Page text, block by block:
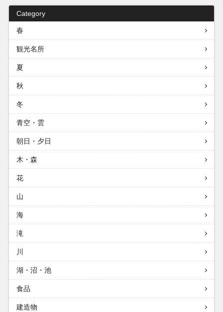
Category
春
観光名所
夏
秋
冬
青空・雲
朝日・夕日
木・森
花
山
海
滝
川
湖・沼・池
食品
建造物